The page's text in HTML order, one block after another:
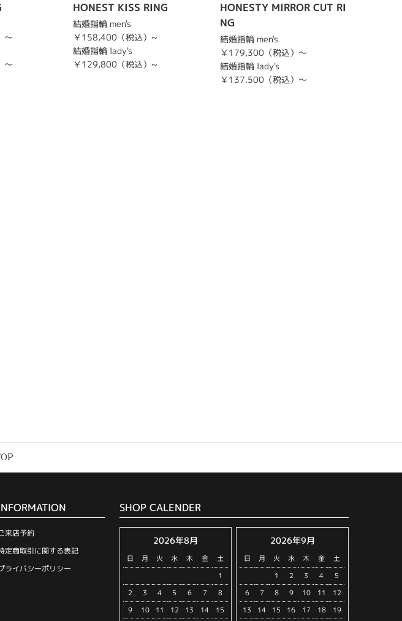
～
～
HONEST KISS RING
結婚指輪 men's
￥158,400（税込）~
結婚指輪 lady's
￥129,800（税込）~
HONESTY MIRROR CUT RI
NG
結婚指輪 men's
￥179,300（税込）～
結婚指輪 lady's
￥137.500（税込）～
来店予約
定商取引に関する表記
ライバシーポリシー
SHOP CALENDER
2026年8月
日 月 火 水 木 金
土
1
2
3 4 5 6 7
8
9
10 11 12 13 14 15
2026年9月
日 月 火 水 木 金
土
1
2 3 4
5
6
7 8 9 10 11
12
13
14 15 16 17 18 19